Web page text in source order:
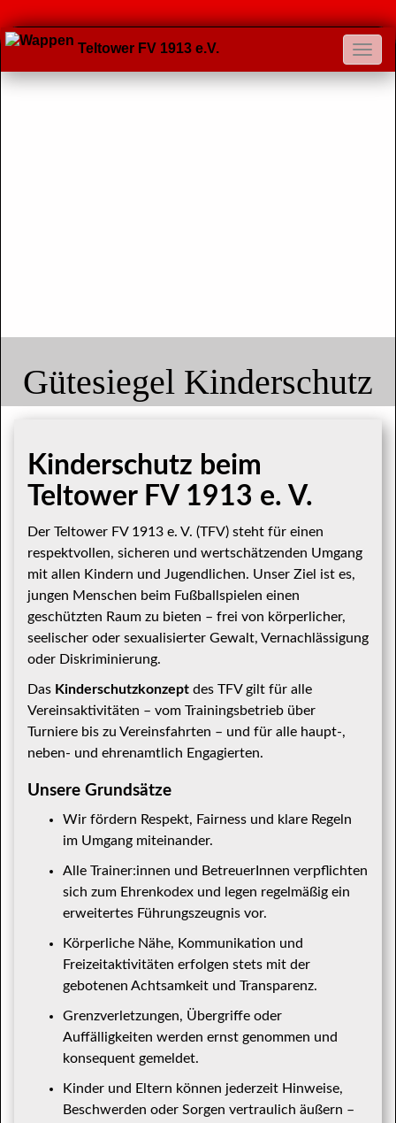
Teltower FV 1913 e.V.
Gütesiegel Kinderschutz
Kinderschutz beim
Teltower FV 1913 e. V.
Der Teltower FV 1913 e. V. (TFV) steht für einen
respektvollen, sicheren und wertschätzenden Umgang
mit allen Kindern und Jugendlichen. Unser Ziel ist es,
jungen Menschen beim Fußballspielen einen
geschützten Raum zu bieten – frei von körperlicher,
seelischer oder sexualisierter Gewalt, Vernachlässigung
oder Diskriminierung.
Das Kinderschutzkonzept des TFV gilt für alle
Vereinsaktivitäten – vom Trainingsbetrieb über
Turniere bis zu Vereinsfahrten – und für alle haupt-,
neben- und ehrenamtlich Engagierten.
Unsere Grundsätze
Wir fördern Respekt, Fairness und klare Regeln
im Umgang miteinander.
Alle Trainer:innen und BetreuerInnen verpflichten
sich zum Ehrenkodex und legen regelmäßig ein
erweitertes Führungszeugnis vor.
Körperliche Nähe, Kommunikation und
Freizeitaktivitäten erfolgen stets mit der
gebotenen Achtsamkeit und Transparenz.
Grenzverletzungen, Übergriffe oder
Auffälligkeiten werden ernst genommen und
konsequent gemeldet.
Kinder und Eltern können jederzeit Hinweise,
Beschwerden oder Sorgen vertraulich äußern –